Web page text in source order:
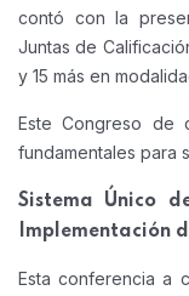
contó con la
Juntas de
y 15 más en
Este Congreso de
fundamentales para
Sistema Único
Implementación
Esta conferencia a